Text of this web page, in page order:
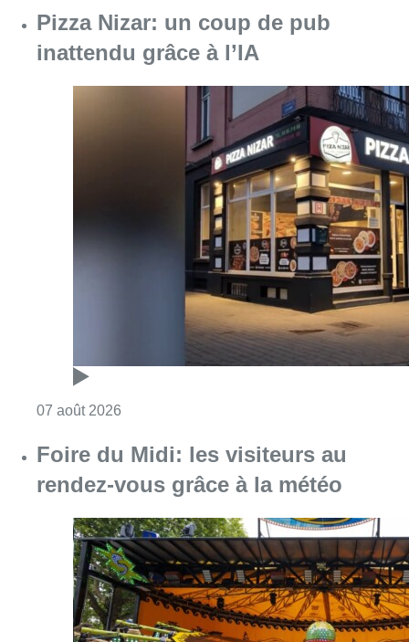
Consulter l'article "Pizza Nizar: un coup de
Foire du Midi: les visiteurs au
rendez-vous grâce à la météo
07 août 2026 Consulter l'article "Foire du Midi: les